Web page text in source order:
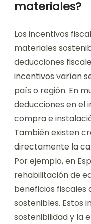
materiales?
Los incentivos
materiales
deducciones
incentivos varían
país o región. En
deducciones en el
compra e
También existen
directamente la
Por ejemplo, en
rehabilitación de
beneficios fiscales
sostenibles. Estos
sostenibilidad y la